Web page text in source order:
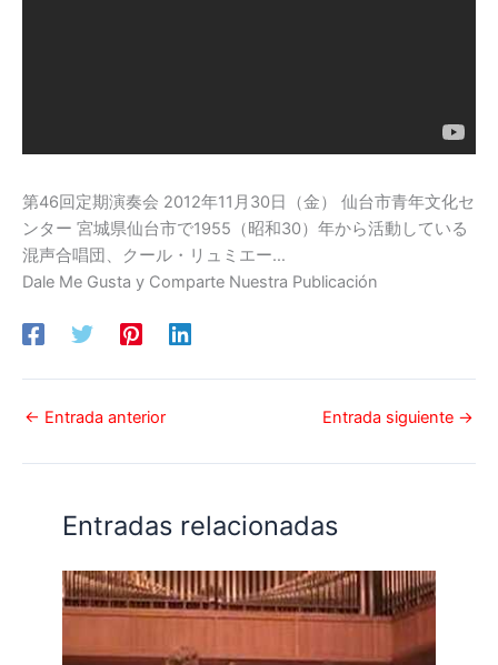
第46回定期演奏会 2012年11月30日（金） 仙台市青年文化セ
ンター 宮城県仙台市で1955（昭和30）年から活動している
混声合唱団、クール・リュミエー…
Dale Me Gusta y Comparte Nuestra Publicación
← Entrada anterior Entrada siguiente →
Entradas relacionadas